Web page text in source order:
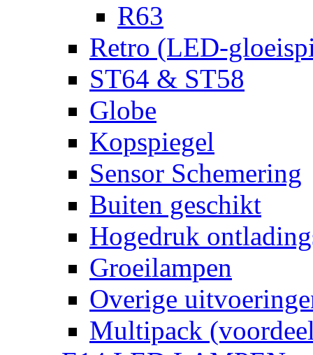
R63
Retro (LED-
ST64 & ST58
Globe
Kopspiegel
Sensor Schemering
Buiten geschikt
Hogedruk
Groeilampen
Overige
Multipack